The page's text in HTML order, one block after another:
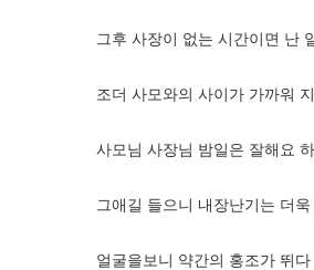
그후 사장이 없는 시간이면 난
조더 사모와의 사이가 가까워
사모님 사장님 밤일은 잘해요
그애길 들으니 내장난기는 더
얼굴을보니 약간의 홍조가 뛰다